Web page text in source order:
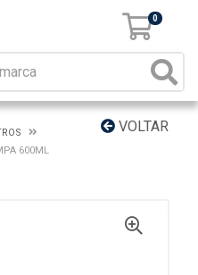
0
VOLTAR
600ML